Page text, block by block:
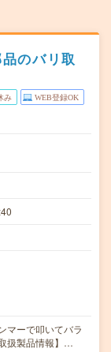
のバリ取
み WEB登録OK
マーで叩いてバラ
扱製品情報】…